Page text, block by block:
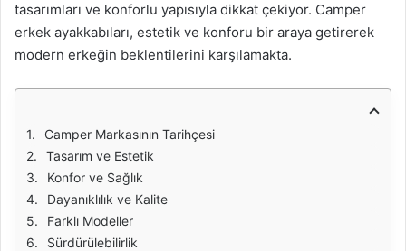
tasarımları ve konforlu yapısıyla dikkat çekiyor. Camper
erkek ayakkabıları, estetik ve konforu bir araya getirerek
modern erkeğin beklentilerini karşılamakta.
Camper Markasının Tarihçesi
Tasarım ve Estetik
Konfor ve Sağlık
Dayanıklılık ve Kalite
Farklı Modeller
Sürdürülebilirlik